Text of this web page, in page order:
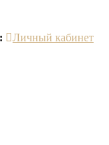
Личный кабинет